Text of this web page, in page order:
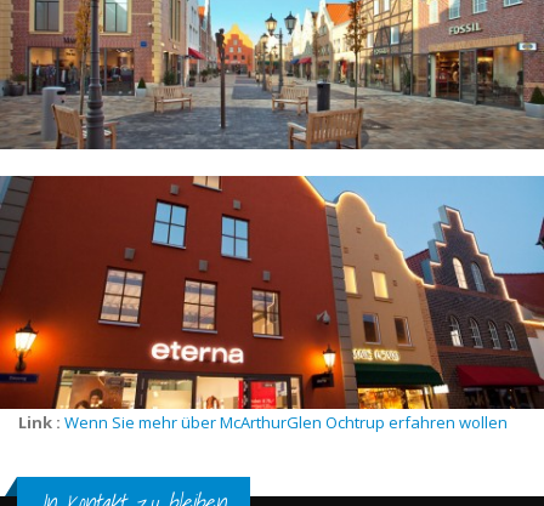
Steiff, Street One, Tom Tailor, Vero Moda, Watch Station, WMF,
Link : Wenn Sie mehr über McArthurGlen Ochtrup erfahren wollen